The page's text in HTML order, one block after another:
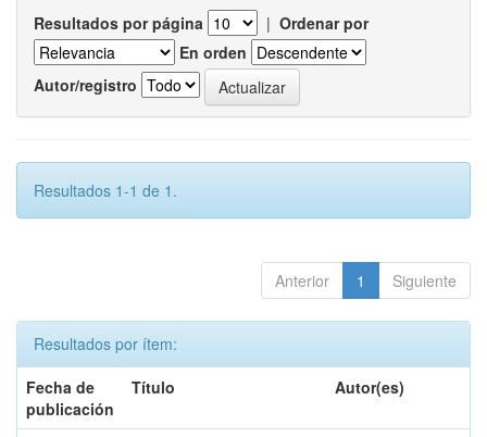
Resultados por página | Ordenar por
En orden
Autor/registro
Resultados 1-1 de 1.
Anterior 1 Siguiente
Resultados por ítem:
Fecha de
publicación
Título Autor(es)